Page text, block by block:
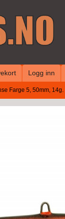
Logg inn
Farge 5, 50mm, 14g.